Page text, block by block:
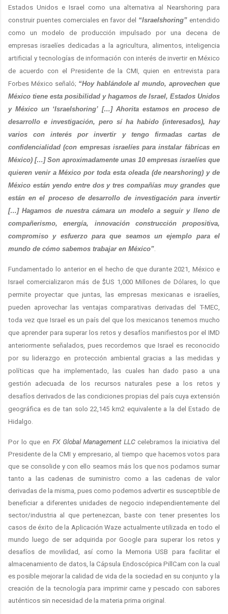
Estados Unidos e Israel como una alternativa al Nearshoring para
construir puentes comerciales en favor del “Israelshoring” entendido
como un modelo de producción impulsado por una decena de
empresas israelíes dedicadas a la agricultura, alimentos, inteligencia
artificial y tecnologías de información con interés de invertir en México
de acuerdo con el Presidente de la CMI, quien en entrevista para
Forbes México señaló; “Hoy hablándole al mundo, aprovechen que
México tiene esta posibilidad y hagamos de Israel, Estados Unidos
y México un ‘Israelshoring’ […] Ahorita estamos en proceso de
desarrollo e investigación, pero sí ha habido (interesados), hay
varios con interés por invertir y tengo firmadas cartas de
confidencialidad (con empresas israelíes para instalar fábricas en
México) […] Son aproximadamente unas 10 empresas israelíes que
quieren venir a México por toda esta oleada (de nearshoring) y de
México están yendo entre dos y tres compañías muy grandes que
están en el proceso de desarrollo de investigación para invertir
[…] Hagamos de nuestra cámara un modelo a seguir y lleno de
compañerismo, energía, innovación construcción propositiva,
compromiso y esfuerzo para que seamos un ejemplo para el
mundo de cómo sabemos trabajar en México”
Fundamentado lo anterior en el hecho de que durante 2021, México e
Israel comercializaron más de $US 1,000 Millones de Dólares, lo que
permite proyectar que juntas, las empresas mexicanas e israelíes,
pueden aprovechar las ventajas comparativas derivadas del T-MEC,
toda vez que Israel es un país del que los mexicanos tenemos mucho
que aprender para superar los retos y desafíos manifiestos por el IMD
anteriormente señalados, pues recordemos que Israel es reconocido
por su liderazgo en protección ambiental gracias a las medidas y
políticas que ha implementado, las cuales han dado paso a una
gestión adecuada de los recursos naturales pese a los retos y
desafíos derivados de las condiciones propias del país cuya extensión
geográfica es de tan solo 22,145 km2 equivalente a la del Estado de
Hidalgo.
Por lo que en FX Global Management LLCcelebramos la iniciativa del
Presidente de la CMI y empresario, al tiempo que hacemos votos para
que se consolide y con ello seamos más los que nos podamos sumar
tanto a las cadenas de suministro como a las cadenas de valor
derivadas de la misma, pues como podemos advertir es susceptible de
beneficiar a diferentes unidades de negocio independientemente del
sector/industria al que pertenezcan, baste con tener presentes los
casos de éxito de la Aplicación Waze actualmente utilizada en todo el
mundo luego de ser adquirida por Google para superar los retos y
desafíos de movilidad, así como la Memoria USB para facilitar el
almacenamiento de datos, la Cápsula Endoscópica PillCam con la cual
es posible mejorar la calidad de vida de la sociedad en su conjunto y la
creación de la tecnología para imprimir carne y pescado con sabores
auténticos sin necesidad de la materia prima original.